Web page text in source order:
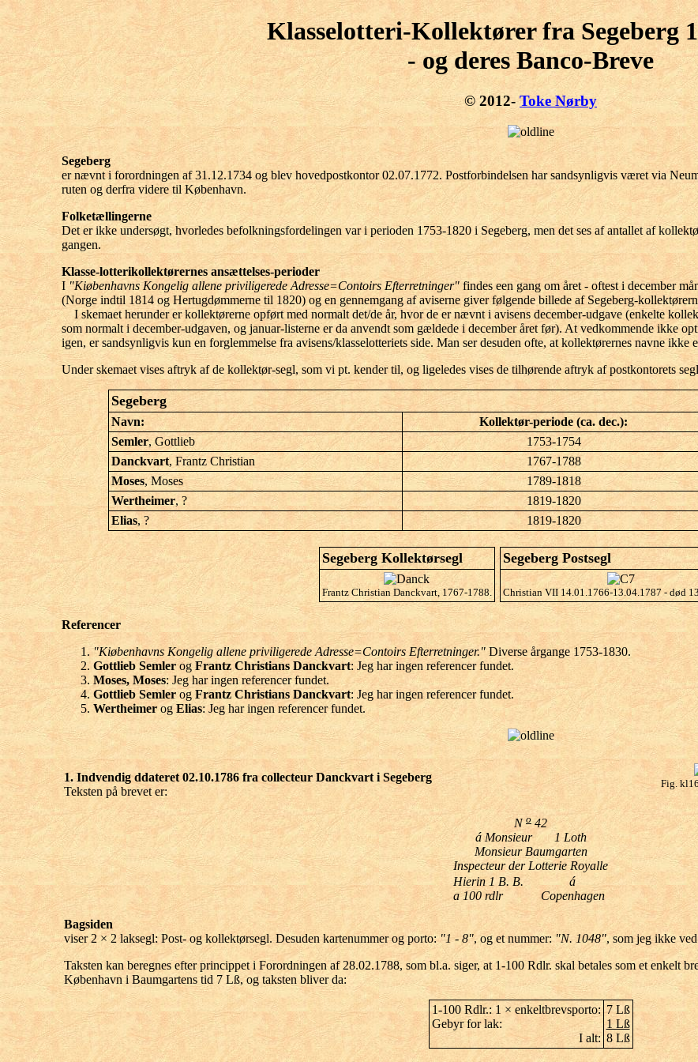
Klasselotteri-Kollektører fra Segeberg
- og deres Banco-Breve
© 2012-Toke Nørby
Segeberg
er nævnt i forordningen af 31.12.1734 og blev hovedpostkontor 02.07.1772. Postforbindelsen har sandsynligvis været via
ruten og derfra videre til København.
Folketællingerne
Det er ikke undersøgt, hvorledes befolkningsfordelingen var i perioden 1753-1820 i Segeberg, men det ses af antallet af
gangen.
Klasse-lotterikollektørernes ansættelses-perioder
I "Kiøbenhavns Kongelig allene priviligerede Adresse=Contoirs Efterretninger"findes een gang om året - oftest i december
(Norge indtil 1814 og Hertugdømmerne til 1820) og en gennemgang af aviserne giver følgende billede af Segeberg-
I skemaet herunder er kollektørerne opført med normalt det/de år, hvor de er nævnt i avisens december-udgave (enkelte
som normalt i december-udgaven, og januar-listerne er da anvendt som gældede i december året før). At vedkommende ikke
igen, er sandsynligvis kun en forglemmelse fra avisens/klasselotteriets side. Man ser desuden ofte, at kollektørernes navne ikke
Under skemaet vises aftryk af de kollektør-segl, som vi pt. kender til, og ligeledes vises de tilhørende aftryk af postkontorets
Segeberg
Navn: Kollektør-periode (ca. dec.):
Semler, Gottlieb 1753-1754
Danckvart, Frantz Christian 1767-1788
Moses, Moses 1789-1818
Wertheimer, ? 1819-1820
Elias, ? 1819-1820
Segeberg Kollektørsegl
Frantz Christian Danckvart, 1767-1788.
Segeberg Postsegl
Christian VII 14.01.1766-13.04.1787 - død
Referencer
"Kiøbenhavns Kongelig allene priviligerede Adresse=Contoirs Efterretninger."Diverse årgange 1753-1830.
Gottlieb Semlerog Frantz Christians Danckvart: Jeg har ingen referencer fundet.
Moses, Moses: Jeg har ingen referencer fundet.
Gottlieb Semlerog Frantz Christians Danckvart: Jeg har ingen referencer fundet.
Wertheimerog Elias: Jeg har ingen referencer fundet.
Fig.
1. Indvendig ddateret 02.10.1786 fra collecteur Danckvart i Segeberg
Teksten på brevet er:
N o 42
á Monsieur 1 Loth
Monsieur Baumgarten
Inspecteur der Lotterie Royalle
Hierin 1 B. B.
a 100 rdlr
á
Copenhagen
Bagsiden
viser 2 × 2 laksegl: Post- og kollektørsegl. Desuden kartenummer og porto:"1 - 8", og et nummer: "N. 1048", som jeg ikke
Taksten kan beregnes efter princippet i Forordningen af 28.02.1788, som bl.a. siger, at 1-100 Rdlr. skal betales som et enkelt
København i Baumgartens tid 7 Lß, og taksten bliver da:
1-100 Rdlr.: 1 × enkeltbrevsporto:
Gebyr for lak:
I alt:
7 Lß
1 Lß
8 Lß